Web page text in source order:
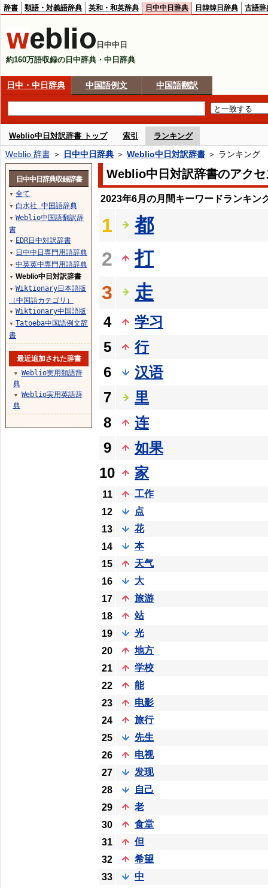
辞書 類語・対義語辞典 英和・和英辞典 日中中日辞典 日韓韓日辞典 古語辞
日中中日
約160万語収録の日中辞典・中日辞典
日中・中日辞典 中国語例文 中国語翻訳
Weblio中日対訳辞書 トップ 索引 ランキング
Weblio 辞書 ＞ 日中中日辞典 ＞ Weblio中日対訳辞書 ＞ ランキング
Weblio中日対訳辞書のアク
2023年6月の月間キーワードランキン
1
都
2
打
3
走
4
学习
5
行
6
汉语
7
里
8
连
9
如果
10
家
11
工作
12
点
13
花
14
本
15
天气
16
大
17
旅游
18
站
19
光
20
地方
21
学校
22
能
23
电影
24
旅行
25
先生
26
电视
27
发现
28
自己
29
老
30
食堂
31
但
32
希望
33
中
日中中日辞典収録辞書
▼ 全て
▼ 白水社 中国語辞典
▼ Weblio中国語翻訳辞
書
▼ EDR日中対訳辞書
▼ 日中中日専門用語辞典
▼ 中英英中専門用語辞典
▼ Weblio中日対訳辞書
▼ Wiktionary日本語版
（中国語カテゴリ）
▼ Wiktionary中国語版
▼ Tatoeba中国語例文辞
書
最近追加された辞書
▼
Weblio実用類語辞
典
▼
Weblio実用英語辞
典